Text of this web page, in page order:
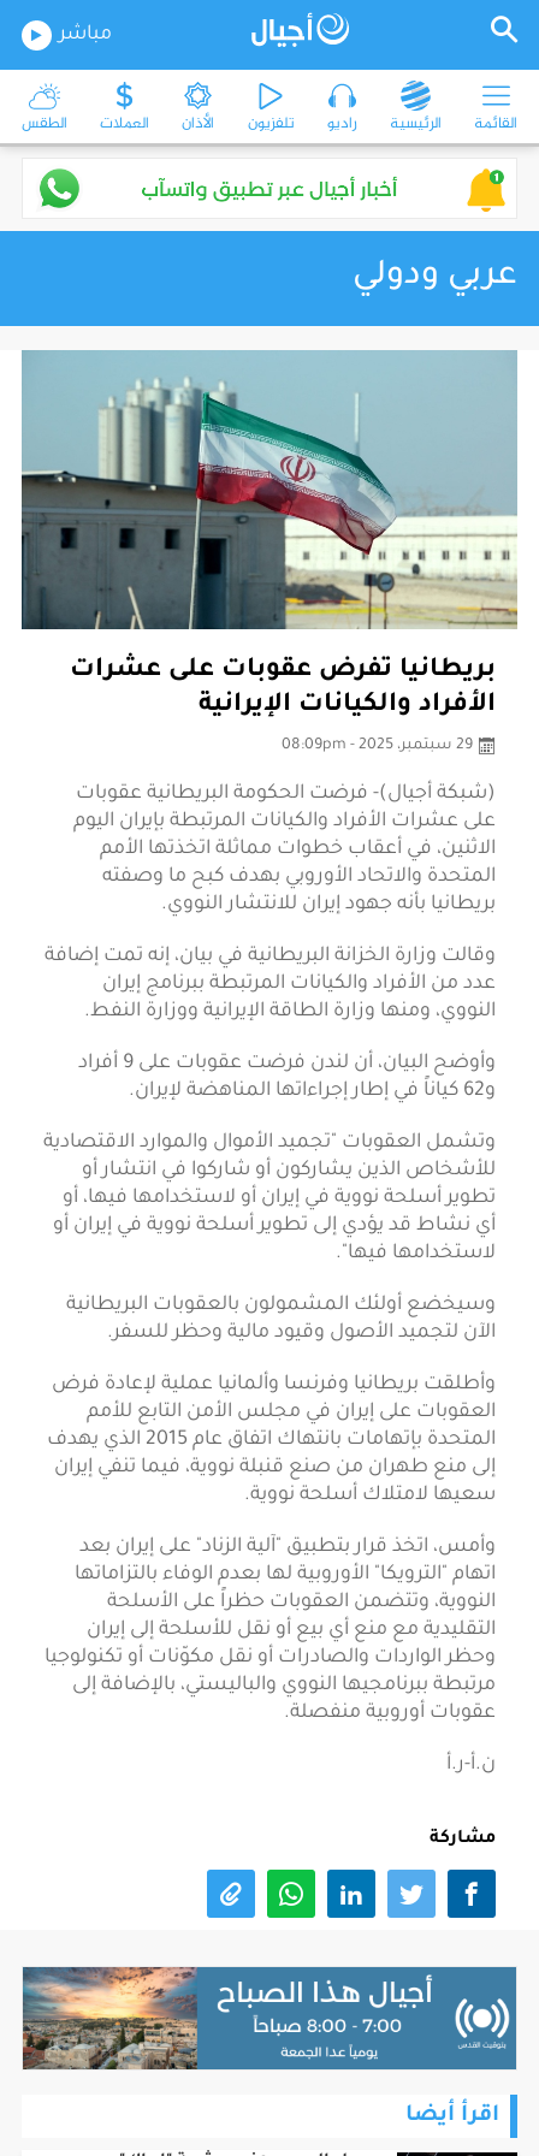
مباشر
القائمة الرئيسية راديو تلفزيون الأذان العملات الطقس
عربي ودولي
بريطانيا تفرض عقوبات على عشرات
الأفراد والكيانات الإيرانية
29 سبتمبر، 2025 - 08:09pm
(شبكة أجيال)- فرضت الحكومة البريطانية عقوبات
على عشرات الأفراد والكيانات المرتبطة بإيران اليوم
الاثنين، في أعقاب خطوات مماثلة اتخذتها الأمم
المتحدة والاتحاد الأوروبي بهدف كبح ما وصفته
بريطانيا بأنه جهود إيران للانتشار النووي.
وقالت وزارة الخزانة البريطانية في بيان، إنه تمت إضافة
عدد من الأفراد والكيانات المرتبطة ببرنامج إيران
النووي، ومنها وزارة الطاقة الإيرانية ووزارة النفط.
وأوضح البيان، أن لندن فرضت عقوبات على 9 أفراد
و62 كياناً في إطار إجراءاتها المناهضة لإيران.
وتشمل العقوبات "تجميد الأموال والموارد الاقتصادية
للأشخاص الذين يشاركون أو شاركوا في انتشار أو
تطوير أسلحة نووية في إيران أو لاستخدامها فيها، أو
أي نشاط قد يؤدي إلى تطوير أسلحة نووية في إيران أو
لاستخدامها فيها".
وسيخضع أولئك المشمولون بالعقوبات البريطانية
الآن لتجميد الأصول وقيود مالية وحظر للسفر.
وأطلقت بريطانيا وفرنسا وألمانيا عملية لإعادة فرض
العقوبات على إيران في مجلس الأمن التابع للأمم
المتحدة بإتهامات بانتهاك اتفاق عام 2015 الذي يهدف
إلى منع طهران من صنع قنبلة نووية، فيما تنفي إيران
سعيها لامتلاك أسلحة نووية.
وأمس، اتخذ قرار بتطبيق "آلية الزناد" على إيران بعد
اتهام "الترويكا" الأوروبية لها بعدم الوفاء بالتزاماتها
النووية، وتتضمن العقوبات حظراً على الأسلحة
التقليدية مع منع أي بيع أو نقل للأسلحة إلى إيران
وحظر الواردات والصادرات أو نقل مكوّنات أو تكنولوجيا
مرتبطة ببرنامجيها النووي والباليستي، بالإضافة إلى
عقوبات أوروبية منفصلة.
ن.أ-ر.أ
مشاركة
اقرأ أيضا